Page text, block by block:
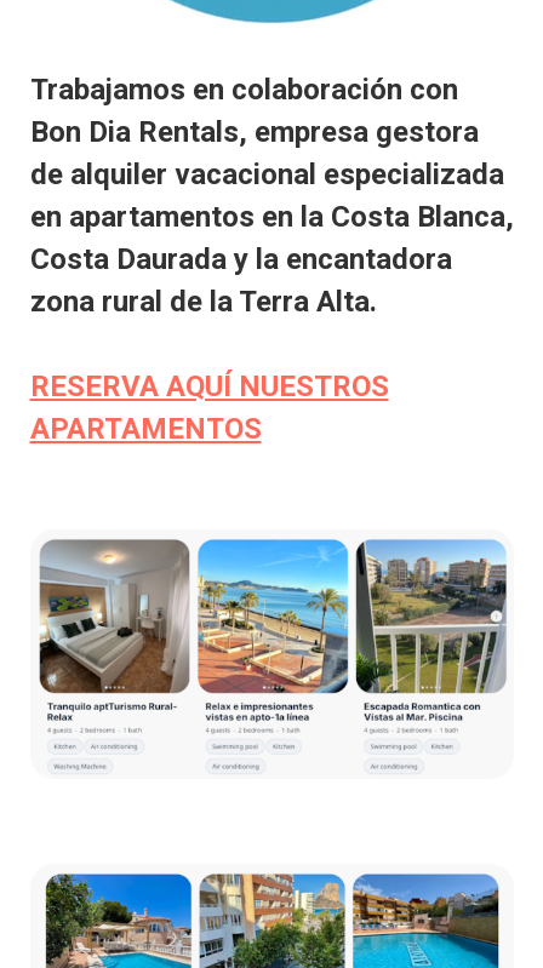
Trabajamos en colaboración con
Bon Dia Rentals, empresa gestora
de alquiler vacacional especializada
en apartamentos en la Costa Blanca,
Costa Daurada y la encantadora
zona rural de la Terra Alta.
RESERVA AQUÍ NUESTROS
APARTAMENTOS